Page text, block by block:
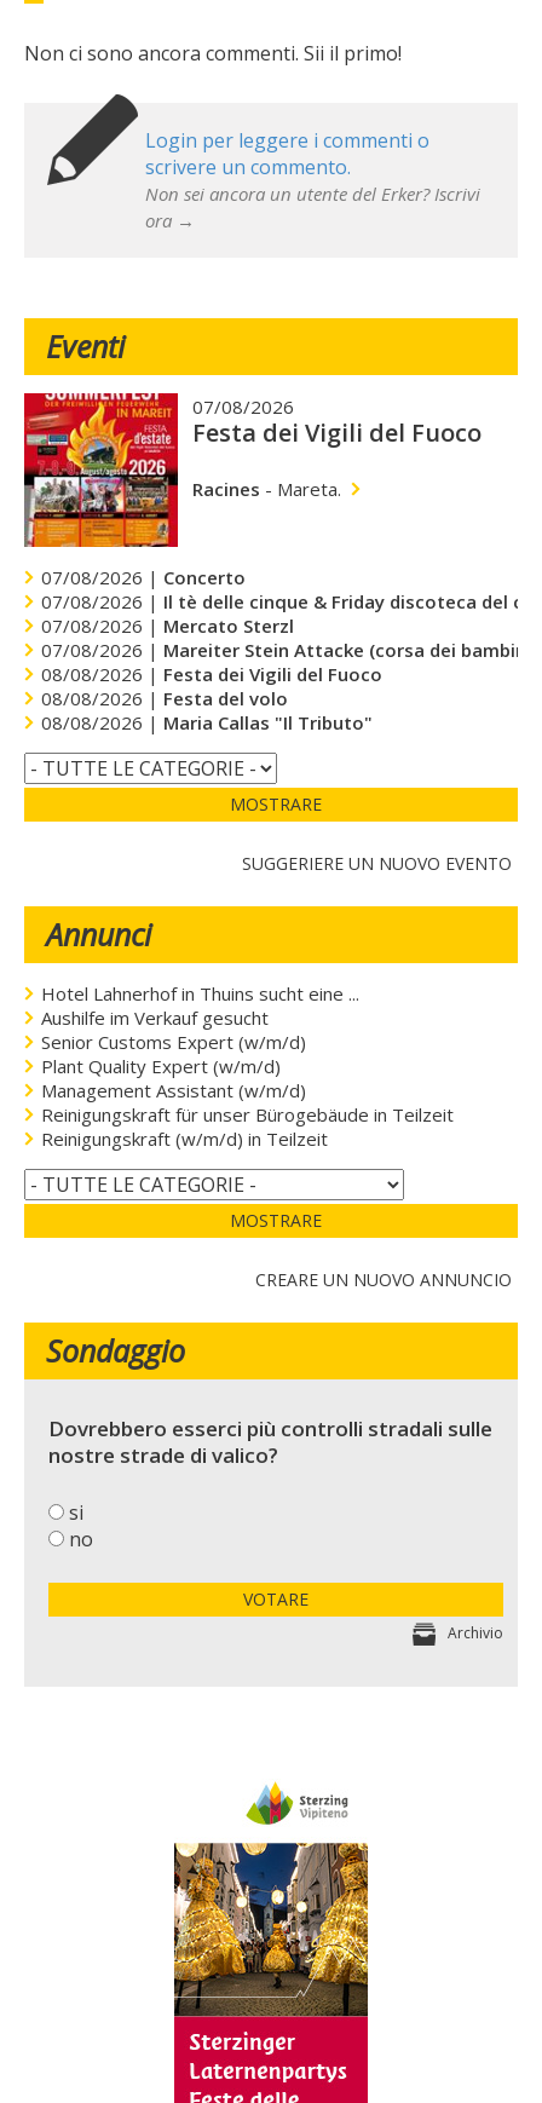
Non ci sono ancora commenti. Sii il primo!
Login per leggere i commenti o
scrivere un commento.
Non sei ancora un utente del Erker? Iscrivi
ora →
Eventi
07/08/2026
Festa dei Vigili del Fuoco
Racines - Mareta.
07/08/2026 | Concerto
07/08/2026 | Il tè delle cinque & Friday discoteca del
07/08/2026 | Mercato Sterzl
07/08/2026 | Mareiter Stein Attacke (corsa dei bambini)
08/08/2026 | Festa dei Vigili del Fuoco
08/08/2026 | Festa del volo
08/08/2026 | Maria Callas "Il Tributo"
MOSTRARE
SUGGERIERE UN NUOVO EVENTO
Annunci
Hotel Lahnerhof in Thuins sucht eine ...
Aushilfe im Verkauf gesucht
Senior Customs Expert (w/m/d)
Plant Quality Expert (w/m/d)
Management Assistant (w/m/d)
Reinigungskraft für unser Bürogebäude in Teilzeit
Reinigungskraft (w/m/d) in Teilzeit
MOSTRARE
CREARE UN NUOVO ANNUNCIO
Sondaggio
Dovrebbero esserci più controlli stradali sulle
nostre strade di valico?
si
no
VOTARE
Archivio